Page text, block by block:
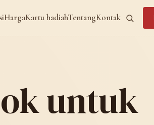
HargaKartu hadiahTentangKontak
untuk